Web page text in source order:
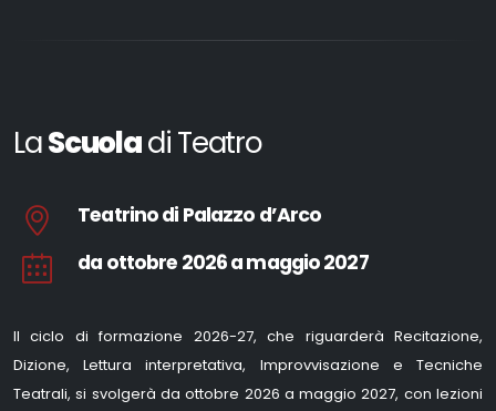
LaScuoladi Teatro
Teatrino di Palazzo d’Arco
da ottobre 2026 a maggio 2027
Il ciclo di formazione 2026-27, che riguarderà Recitazione,
Dizione, Lettura interpretativa, Improvvisazione e Tecniche
Teatrali, si svolgerà da ottobre 2026 a maggio 2027, con lezioni